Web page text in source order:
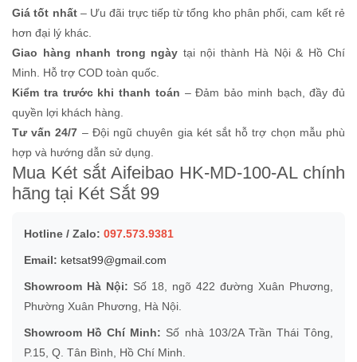
Giá tốt nhất– Ưu đãi trực tiếp từ tổng kho phân phối, cam kết rẻ
hơn đại lý khác.
Giao hàng nhanh trong ngày tại nội thành Hà Nội & Hồ Chí
Minh. Hỗ trợ COD toàn quốc.
Kiểm tra trước khi thanh toán – Đảm bảo minh bạch, đầy đủ
quyền lợi khách hàng.
Tư vấn 24/7 – Đội ngũ chuyên gia két sắt hỗ trợ chọn mẫu phù
hợp và hướng dẫn sử dụng.
Mua Két sắt Aifeibao HK-MD-100-AL chính
hãng tại Két Sắt 99
Hotline / Zalo: 097.573.9381
Email: ketsat99@gmail.com
Showroom Hà Nội: Số 18, ngõ 422 đường Xuân Phương,
Phường Xuân Phương, Hà Nội.
Showroom Hồ Chí Minh: Số nhà 103/2A Trần Thái Tông,
P.15, Q. Tân Bình, Hồ Chí Minh.